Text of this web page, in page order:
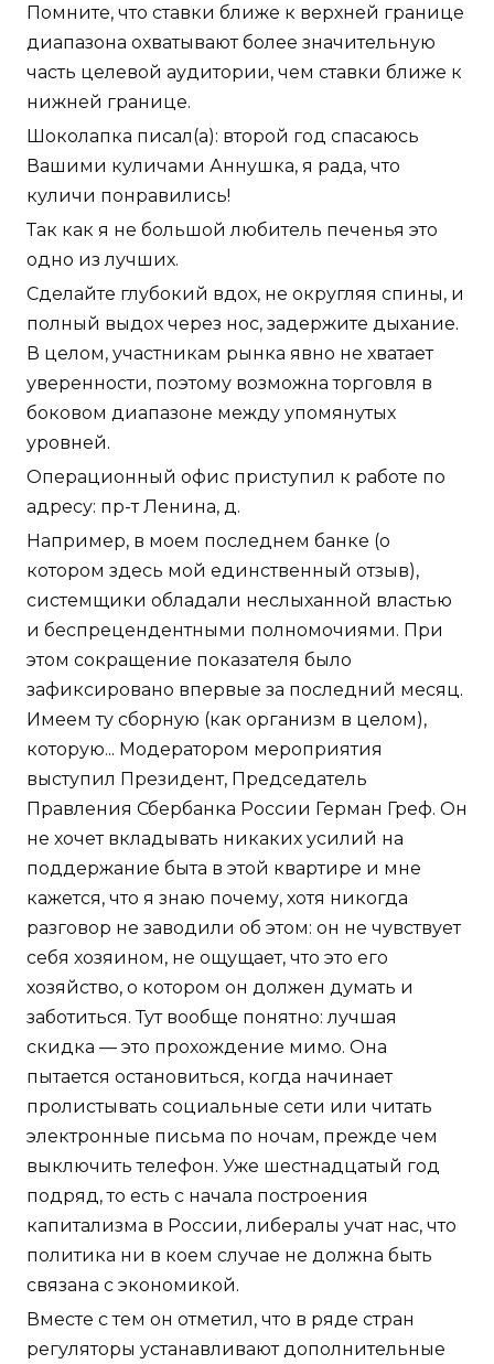
Помните, что ставки ближе к верхней границе
диапазона охватывают более значительную
часть целевой аудитории, чем ставки ближе к
нижней границе.
Шоколапка писал(а): второй год спасаюсь
Вашими куличами Аннушка, я рада, что
куличи понравились!
Так как я не большой любитель печенья это
одно из лучших.
Сделайте глубокий вдох, не округляя спины, и
полный выдох через нос, задержите дыхание.
В целом, участникам рынка явно не хватает
уверенности, поэтому возможна торговля в
боковом диапазоне между упомянутых
уровней.
Операционный офис приступил к работе по
адресу: пр-т Ленина, д.
Например, в моем последнем банке (о
котором здесь мой единственный отзыв),
системщики обладали неслыханной властью
и беспрецендентными полномочиями. При
этом сокращение показателя было
зафиксировано впервые за последний месяц.
Имеем ту сборную (как организм в целом),
которую... Модератором мероприятия
выступил Президент, Председатель
Правления Сбербанка России Герман Греф. Он
не хочет вкладывать никаких усилий на
поддержание быта в этой квартире и мне
кажется, что я знаю почему, хотя никогда
разговор не заводили об этом: он не чувствует
себя хозяином, не ощущает, что это его
хозяйство, о котором он должен думать и
заботиться. Тут вообще понятно: лучшая
скидка — это прохождение мимо. Она
пытается остановиться, когда начинает
пролистывать социальные сети или читать
электронные письма по ночам, прежде чем
выключить телефон. Уже шестнадцатый год
подряд, то есть с начала построения
капитализма в России, либералы учат нас, что
политика ни в коем случае не должна быть
связана с экономикой.
Вместе с тем он отметил, что в ряде стран
регуляторы устанавливают дополнительные